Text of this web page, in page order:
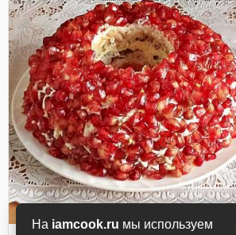
На iamcook.ru мы используем